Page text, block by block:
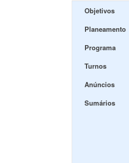
Objetivos
Planeamento
Programa
Turnos
Anúncios
Sumários